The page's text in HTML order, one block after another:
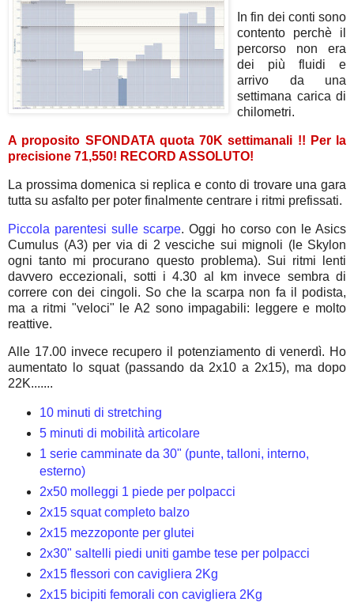
In fin dei conti sono
contento perchè il
percorso non era
dei più fluidi e
arrivo da una
settimana carica di
chilometri.
A proposito SFONDATA quota 70K settimanali !! Per la
precisione 71,550! RECORD ASSOLUTO!
La prossima domenica si replica e conto di trovare una gara
tutta su asfalto per poter finalmente centrare i ritmi prefissati.
Piccola parentesi sulle scarpe. Oggi ho corso con le Asics
Cumulus (A3) per via di 2 vesciche sui mignoli (le Skylon
ogni tanto mi procurano questo problema). Sui ritmi lenti
davvero eccezionali, sotti i 4.30 al km invece sembra di
correre con dei cingoli. So che la scarpa non fa il podista,
ma a ritmi "veloci" le A2 sono impagabili: leggere e molto
reattive.
Alle 17.00 invece recupero il potenziamento di venerdì. Ho
aumentato lo squat (passando da 2x10 a 2x15), ma dopo
22K.......
10 minuti di stretching
5 minuti di mobilità articolare
1 serie camminate da 30" (punte, talloni, interno,
esterno)
2x50 molleggi 1 piede per polpacci
2x15 squat completo balzo
2x15 mezzoponte per glutei
2x30" saltelli piedi uniti gambe tese per polpacci
2x15 flessori con cavigliera 2Kg
2x15 bicipiti femorali con cavigliera 2Kg